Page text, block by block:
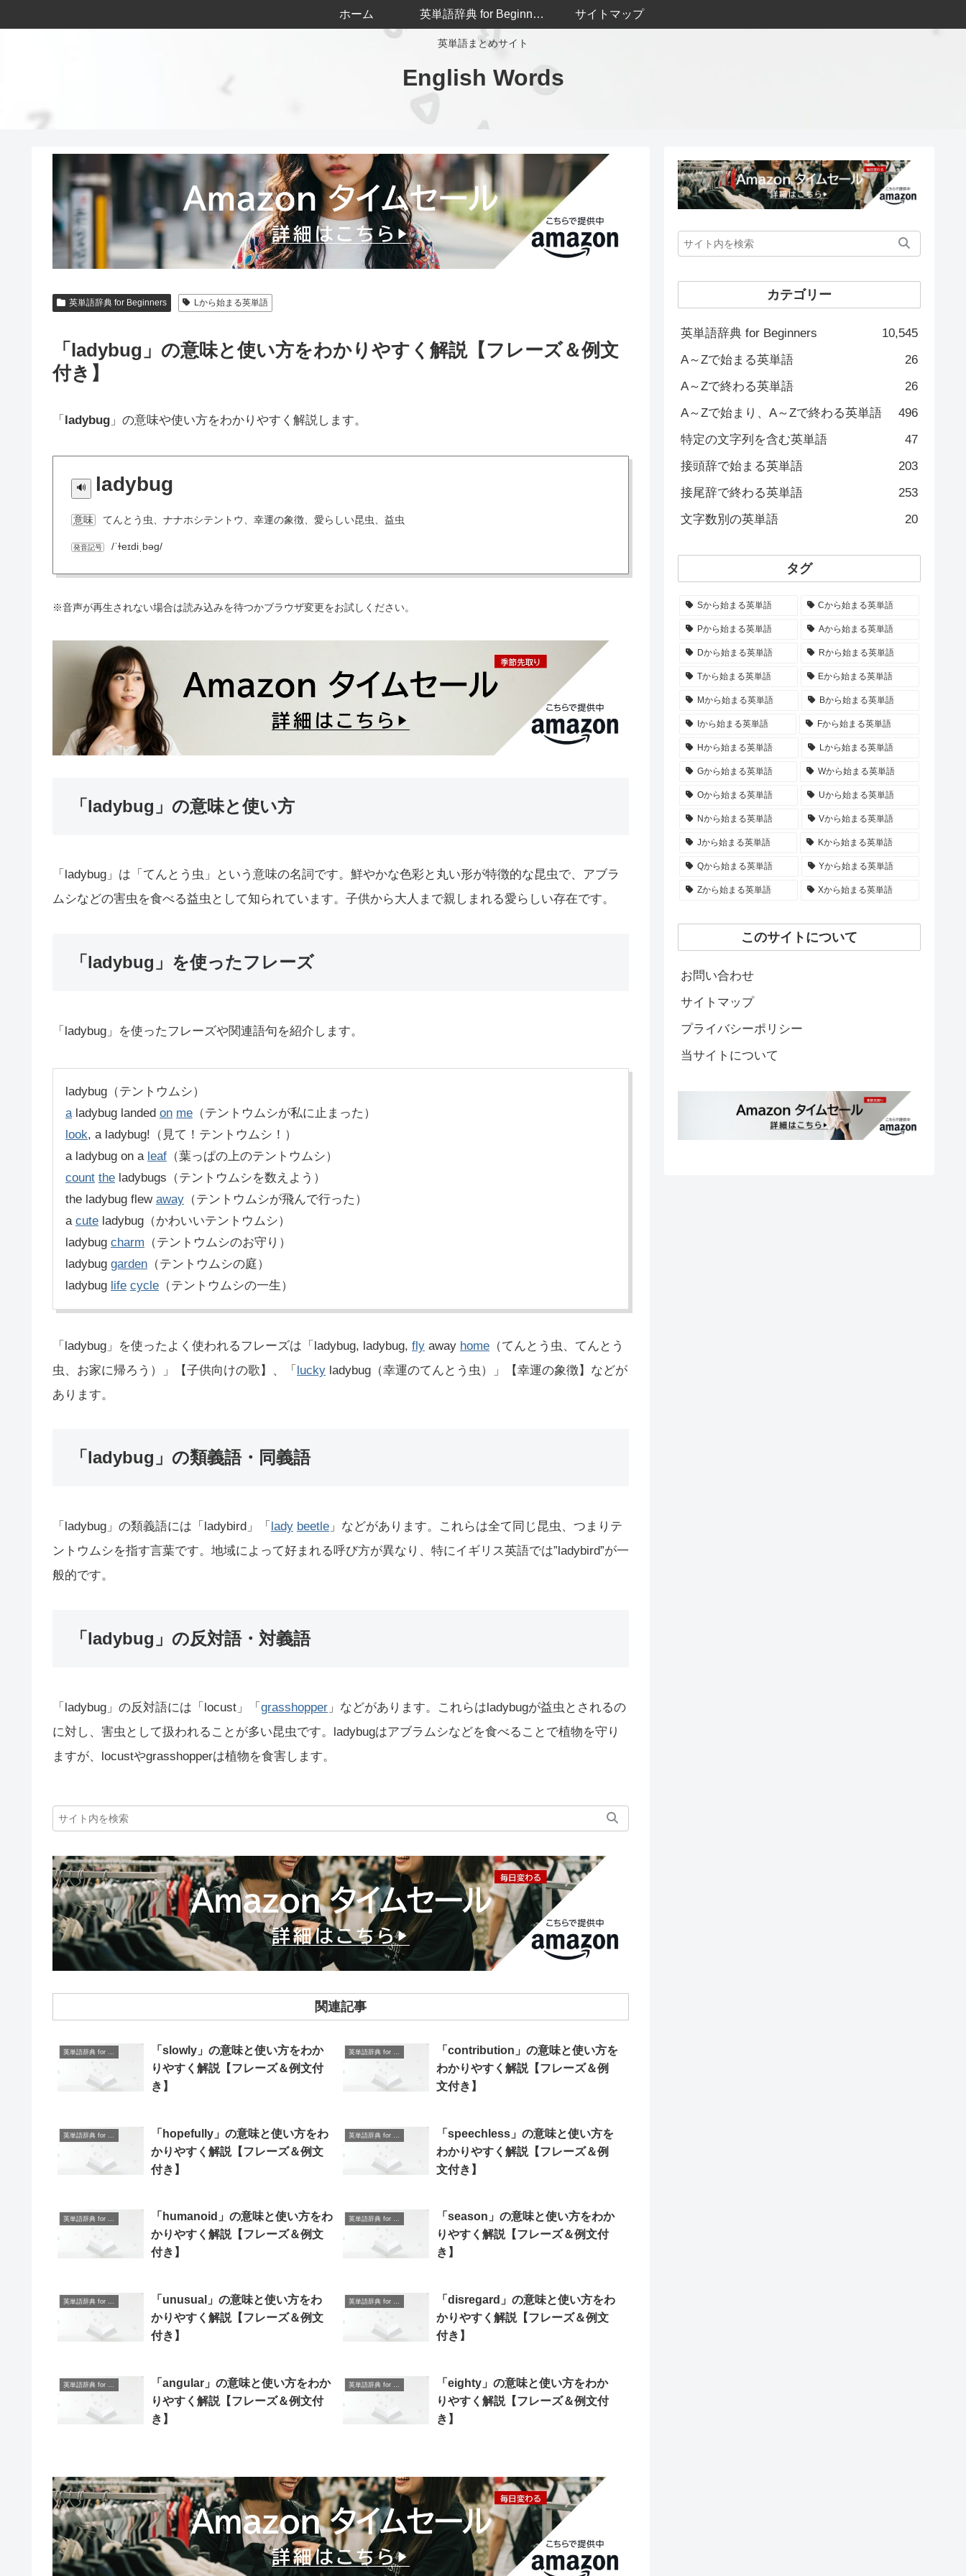
英単語まとめサイト
English Words
ホーム 英単語辞典 for Beginners サイトマップ
英単語辞典 for Beginners Lから始まる英単語
「ladybug」の意味と使い方をわかりやすく解説【フレーズ＆例文
付き】
「 ladybug 」の意味や使い方をわかりやすく解説します。
ladybug
意味 てんとう虫、ナナホシテントウ、幸運の象徴、愛らしい昆虫、益虫
発音記号 /ˈɫeɪdiˌbəɡ/
※音声が再生されない場合は読み込みを待つかブラウザ変更をお試しください。
「ladybug」の意味と使い方
「ladybug」は「てんとう虫」という意味の名詞です。鮮やかな色彩と丸い形が特徴的な昆虫で、アブラ
ムシなどの害虫を食べる益虫として知られています。子供から大人まで親しまれる愛らしい存在です。
「ladybug」を使ったフレーズ
「ladybug」を使ったフレーズや関連語句を紹介します。
ladybug（テントウムシ）
aladybug landed on me （テントウムシが私に止まった）
look, a ladybug!（見て！テントウムシ！）
a ladybug on a leaf （葉っぱの上のテントウムシ）
count the ladybugs（テントウムシを数えよう）
the ladybug flew away （テントウムシが飛んで行った）
a cute ladybug（かわいいテントウムシ）
ladybug charm （テントウムシのお守り）
ladybug garden （テントウムシの庭）
ladybug life cycle （テントウムシの一生）
「ladybug」を使ったよく使われるフレーズは「ladybug, ladybug, fly away home （てんとう虫、てんとう
虫、お家に帰ろう）」【子供向けの歌】、「 lucky ladybug（幸運のてんとう虫）」【幸運の象徴】などが
あります。
「ladybug」の類義語・同義語
「ladybug」の類義語には「ladybird」「 lady beetle 」などがあります。これらは全て同じ昆虫、つまりテ
ントウムシを指す言葉です。地域によって好まれる呼び方が異なり、特にイギリス英語では”ladybird”が一
般的です。
「ladybug」の反対語・対義語
「ladybug」の反対語には「locust」「 grasshopper 」などがあります。これらはladybugが益虫とされるの
に対し、害虫として扱われることが多い昆虫です。ladybugはアブラムシなどを食べることで植物を守り
ますが、locustやgrasshopperは植物を食害します。
関連記事
「slowly」の意味と使い方をわか
りやすく解説【フレーズ＆例文付
き】
「contribution」の意味と使い方を
わかりやすく解説【フレーズ＆例
文付き】
「hopefully」の意味と使い方をわ
かりやすく解説【フレーズ＆例文
付き】
「speechless」の意味と使い方を
わかりやすく解説【フレーズ＆例
文付き】
「humanoid」の意味と使い方をわ
かりやすく解説【フレーズ＆例文
付き】
「season」の意味と使い方をわか
りやすく解説【フレーズ＆例文付
き】
英単語辞典 for Beginners
「unusual」の意味と使い方をわ
かりやすく解説【フレーズ＆例文
付き】
英単語辞典 for Beginners
「disregard」の意味と使い方をわ
かりやすく解説【フレーズ＆例文
付き】
英単語辞典 for Beginners
「angular」の意味と使い方をわか
りやすく解説【フレーズ＆例文付
き】
英単語辞典 for Beginners
「eighty」の意味と使い方をわか
りやすく解説【フレーズ＆例文付
き】
カテゴリー
英単語辞典 for Beginners
10,545
A～Zで始まる英単語
26
A～Zで終わる英単語
26
A～Zで始まり、A～Zで終わる英単語
496
特定の文字列を含む英単語
47
接頭辞で始まる英単語
203
接尾辞で終わる英単語
253
文字数別の英単語
20
タグ
Sから始まる英単語 Cから始まる英単語
Pから始まる英単語 Aから始まる英単語
Dから始まる英単語 Rから始まる英単語
Tから始まる英単語 Eから始まる英単語
Mから始まる英単語 Bから始まる英単語
Iから始まる英単語 Fから始まる英単語
Hから始まる英単語 Lから始まる英単語
Gから始まる英単語 Wから始まる英単語
Oから始まる英単語 Uから始まる英単語
Nから始まる英単語 Vから始まる英単語
Jから始まる英単語 Kから始まる英単語
Qから始まる英単語 Yから始まる英単語
Zから始まる英単語 Xから始まる英単語
このサイトについて
お問い合わせ
サイトマップ
プライバシーポリシー
当サイトについて